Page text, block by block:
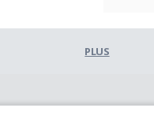
PLUS